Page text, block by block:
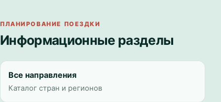
ПЛАНИРОВАНИЕ ПОЕЗДКИ
Информационные разделы
Все направления
Каталог стран и регионов